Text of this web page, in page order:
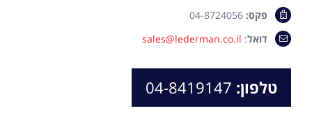
פקס:
דואל:
sales@lederman.co.il
טלפון: